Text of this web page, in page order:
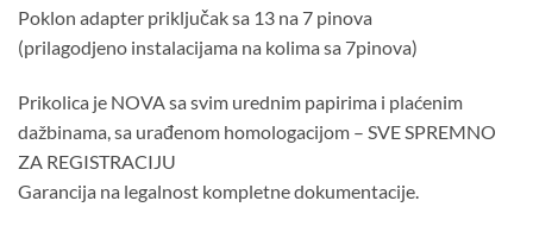
Poklon adapter priključak sa 13 na 7 pinova
(prilagodjeno instalacijama na kolima sa 7pinova)
Prikolica je NOVA sa svim urednim papirima i plaćenim
dažbinama, sa urađenom homologacijom – SVE SPREMNO
ZA REGISTRACIJU
Garancija na legalnost kompletne dokumentacije.